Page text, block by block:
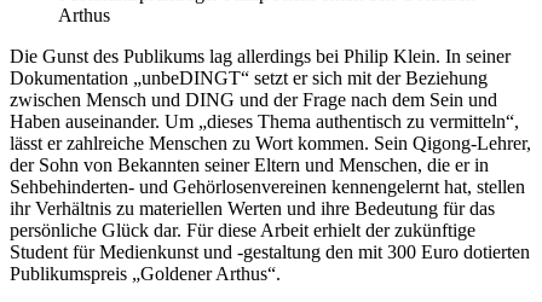
Arthus
Die Gunst des Publikums lag allerdings bei Philip Klein. In seiner
Dokumentation „unbeDINGT“ setzt er sich mit der Beziehung
zwischen Mensch und DING und der Frage nach dem Sein und
Haben auseinander. Um „dieses Thema authentisch zu vermitteln“,
lässt er zahlreiche Menschen zu Wort kommen. Sein Qigong-Lehrer,
der Sohn von Bekannten seiner Eltern und Menschen, die er in
Sehbehinderten- und Gehörlosenvereinen kennengelernt hat, stellen
ihr Verhältnis zu materiellen Werten und ihre Bedeutung für das
persönliche Glück dar. Für diese Arbeit erhielt der zukünftige
Student für Medienkunst und -gestaltung den mit 300 Euro dotierten
Publikumspreis „Goldener Arthus“.